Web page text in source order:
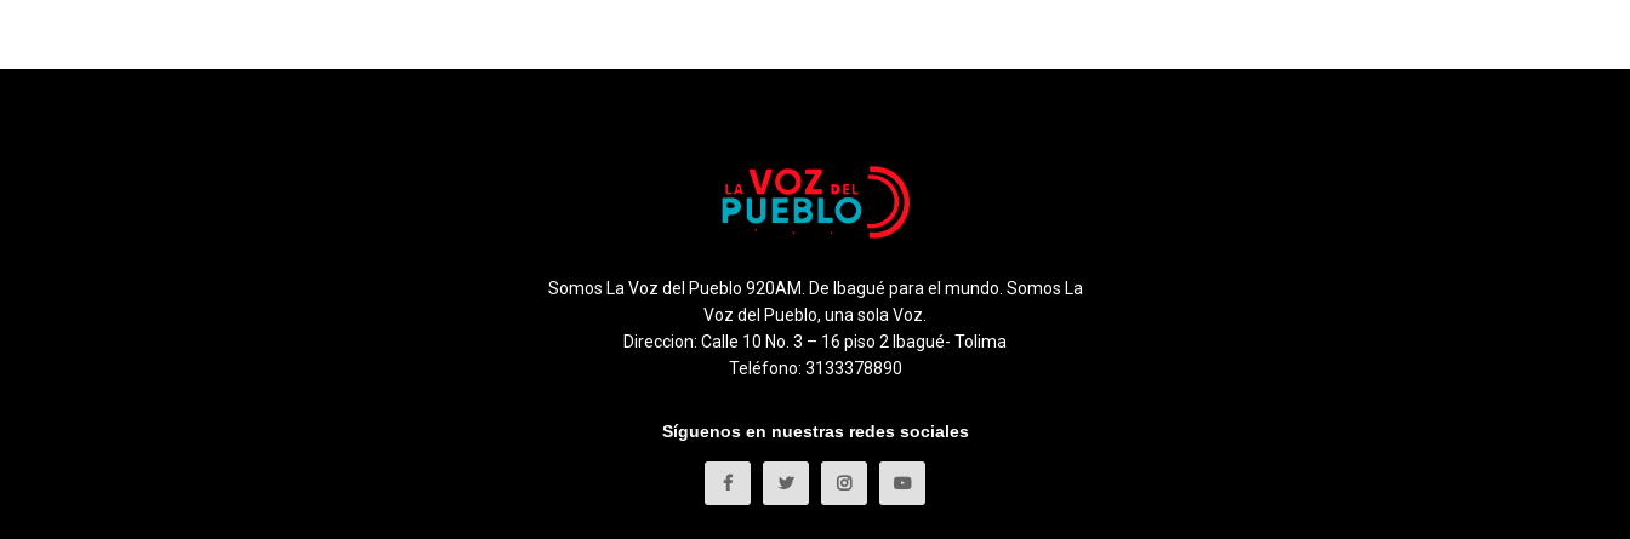
Somos La Voz del Pueblo 920AM. De Ibagué para el mundo. Somos La
Voz del Pueblo, una sola Voz.
Direccion: Calle 10 No. 3 – 16 piso 2 Ibagué- Tolima
Teléfono: 3133378890
Síguenos en nuestras redes sociales